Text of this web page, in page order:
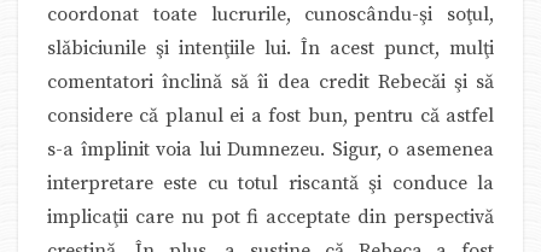
coordonat toate lucrurile, cunoscându-şi soţul,
slăbiciunile şi intenţiile lui. În acest punct, mulţi
comentatori înclină să îi dea credit Rebecăi şi să
considere că planul ei a fost bun, pentru că astfel
s-a împlinit voia lui Dumnezeu. Sigur, o asemenea
interpretare este cu totul riscantă şi conduce la
implicaţii care nu pot fi acceptate din perspectivă